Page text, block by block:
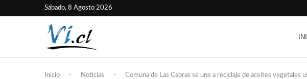
Sábado, 8 Agosto 2026
Inicio - Noticias - Comuna de Las Cabras se une a reciclaje de aceites vegetales